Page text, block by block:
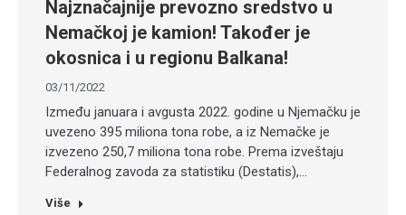
Najznačajnije prevozno sredstvo u
Nemačkoj je kamion! Također je
okosnica i u regionu Balkana!
03/11/2022
Između januara i avgusta 2022. godine u Njemačku je
uvezeno 395 miliona tona robe, a iz Nemačke je
izvezeno 250,7 miliona tona robe. Prema izveštaju
Federalnog zavoda za statistiku (Destatis),…
Više